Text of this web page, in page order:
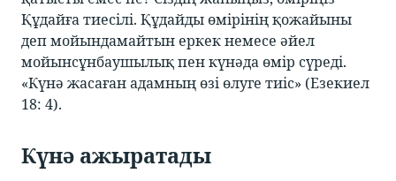
Құдайға тиесілі. Құдайды өмірінің қожайыны
деп мойындамайтын еркек немесе әйел
мойынсұнбаушылық пен күнәда өмір сүреді.
«Күнә жасаған адамның өзі өлуге тиіс» (Езекиел
18: 4).
Күнә ажыратады